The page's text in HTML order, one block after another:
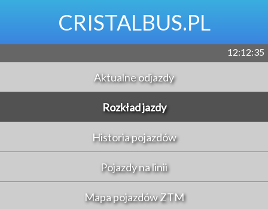
CRISTALBUS.PL
12:12:35
Aktualne odjazdy
Rozkład jazdy
Historia pojazdów
Pojazdy na linii
Mapa pojazdów ZTM